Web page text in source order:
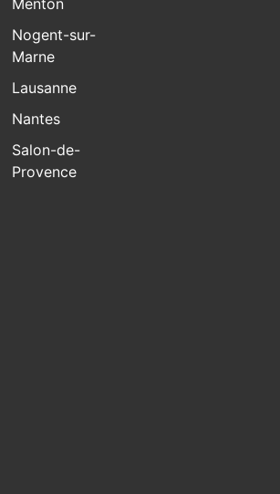
Menton
Nogent-sur-
Marne
Lausanne
Nantes
Salon-de-
Provence